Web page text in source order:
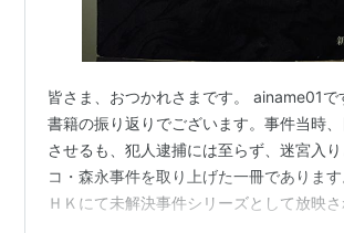
皆さま、おつかれさまです。 ainame01で
書籍の振り返りでございます。事件当時
させるも、犯人逮捕には至らず、迷宮入
コ・森永事件を取り上げた一冊でありま
ＨＫにて未解決事件シリーズとして放映